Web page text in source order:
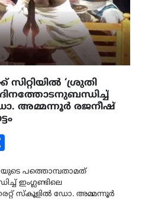
‘ശ്രുതി
അമ്മന്നൂർ രജനീഷ്
യുടെ പത്തൊമ്പതാമത്
ഇംഗ്ലണ്ടിലെ
സ്കൂളിൽ ഡോ. അമ്മന്നൂർ